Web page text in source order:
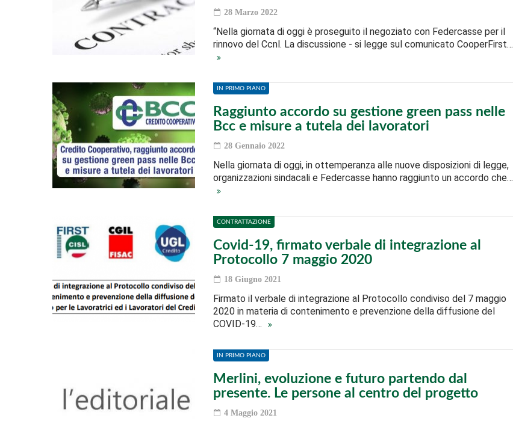
28 Marzo 2022
“Nella giornata di oggi è proseguito il negoziato con Federcasse per il
rinnovo del Ccnl. La discussione - si legge sul comunicato CooperFirst…
IN PRIMO PIANO
Raggiunto accordo su gestione green pass nelle
Bcc e misure a tutela dei lavoratori
28 Gennaio 2022
Nella giornata di oggi, in ottemperanza alle nuove disposizioni di legge,
organizzazioni sindacali e Federcasse hanno raggiunto un accordo che…
CONTRATTAZIONE
Covid-19, firmato verbale di integrazione al
Protocollo 7 maggio 2020
18 Giugno 2021
Firmato il verbale di integrazione al Protocollo condiviso del 7 maggio
2020 in materia di contenimento e prevenzione della diffusione del
COVID-19…
IN PRIMO PIANO
Merlini, evoluzione e futuro partendo dal
presente. Le persone al centro del progetto
4 Maggio 2021